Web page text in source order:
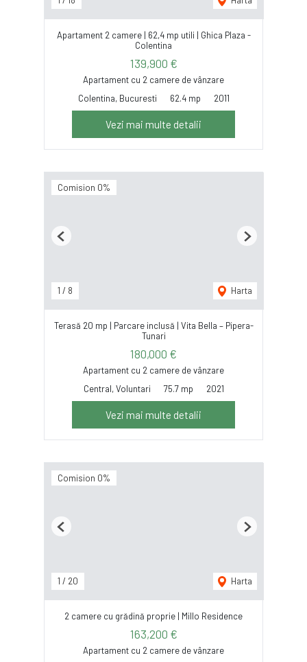
Apartament 2 camere | 62,4 mp utili | Ghica Plaza -
Colentina
139,900 €
Apartament cu 2 camere de vânzare
Colentina, Bucuresti
62.4 mp 2011
Vezi mai multe detalii
Comision 0%
1 / 8 Harta
Previous Next
Terasă 20 mp | Parcare inclusă | Vita Bella – Pipera-
Tunari
180,000 €
Apartament cu 2 camere de vânzare
Central, Voluntari
75.7 mp 2021
Vezi mai multe detalii
Comision 0%
1 / 20 Harta
Previous Next
2 camere cu grădină proprie | Millo Residence
163,200 €
Apartament cu 2 camere de vânzare